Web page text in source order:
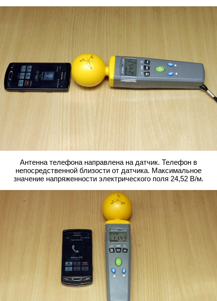
Антенна телефона направлена на датчик. Телефон в
непосредственной близости от датчика. Максимальное
значение напряженности электрического поля 24,52 В/м.